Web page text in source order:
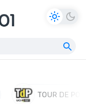
TOUR DE